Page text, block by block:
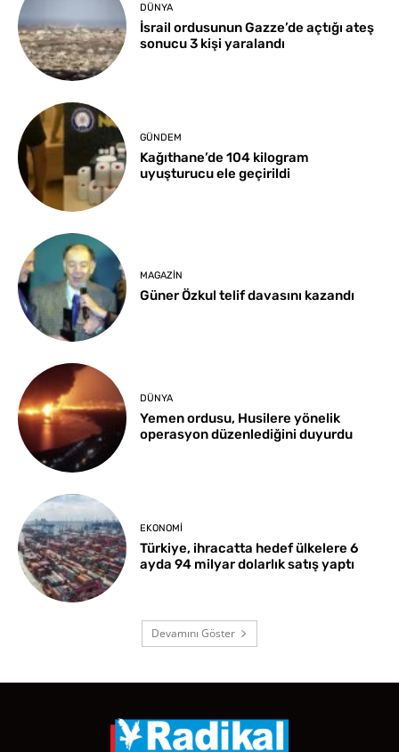
DÜNYA
İsrail ordusunun Gazze’de açtığı ateş
sonucu 3 kişi yaralandı
GÜNDEM
Kağıthane’de 104 kilogram
uyuşturucu ele geçirildi
MAGAZIN
Güner Özkul telif davasını kazandı
DÜNYA
Yemen ordusu, Husilere yönelik
operasyon düzenlediğini duyurdu
EKONOMI
Türkiye, ihracatta hedef ülkelere 6
ayda 94 milyar dolarlık satış yaptı
Devamını Göster